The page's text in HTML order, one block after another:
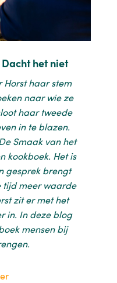
Dacht het niet
Horst haar stem
naar wie ze
haar tweede
in te blazen.
Smaak van het
kookboek. Het is
gesprek brengt
tijd meer waarde
zit er met het
in. In deze blog
mensen bij